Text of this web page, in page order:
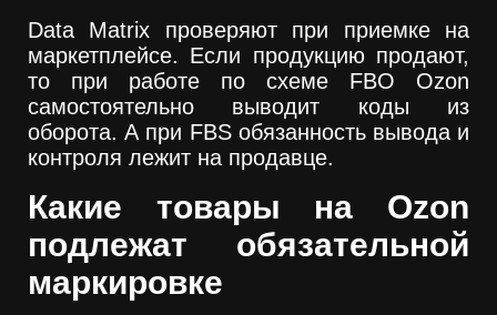
Data Matrix проверяют при приемке на
маркетплейсе. Если продукцию продают,
то при работе по схеме FBO Ozon
самостоятельно выводит коды из
оборота. А при FBS обязанность вывода и
контроля лежит на продавце.
Какие товары на Ozon
подлежат обязательной
маркировке